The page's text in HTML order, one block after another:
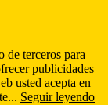
de terceros para
publicidades
usted acepta en
Seguir leyendo